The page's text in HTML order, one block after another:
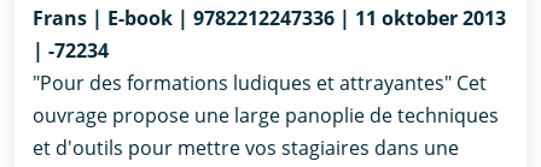
Frans | E-book | 9782212247336 | 11 oktober 2013
| -72234
"Pour des formations ludiques et attrayantes" Cet
ouvrage propose une large panoplie de techniques
et d'outils pour mettre vos stagiaires dans une